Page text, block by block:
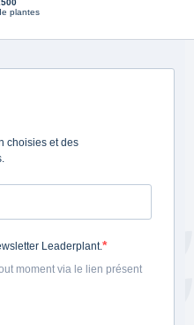
plantes
choisies et des
Leaderplant.
moment via le lien présent